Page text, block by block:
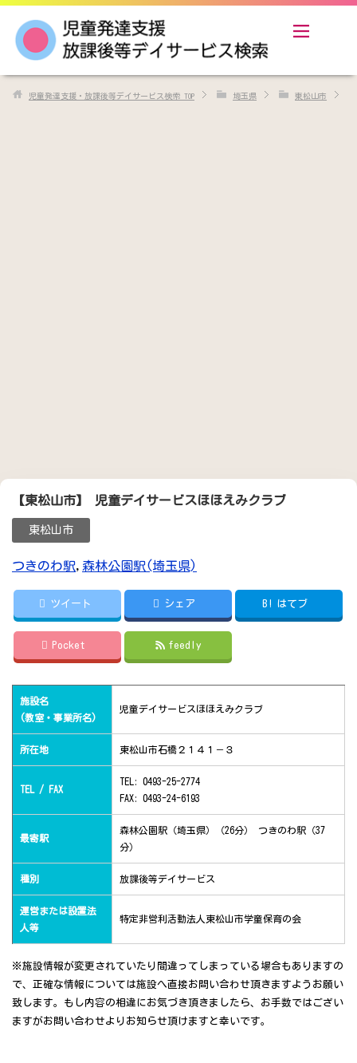
児童発達支援・放課後等デイサービス検索 TOP 埼玉県 東松山市
【東松山市】 児童デイサービスほほえみクラブ
東松山市
つきのわ駅, 森林公園駅(埼玉県)
ツイート シェア B! はてブ
Pocket feedly
施設名
(教室・事業所名)
児童デイサービスほほえみクラブ
所在地 東松山市石橋２１４１－３
TEL / FAX
TEL: 0493-25-2774
FAX: 0493-24-6193
最寄駅
森林公園駅（埼玉県）（26分） つきのわ駅（37
分）
種別 放課後等デイサービス
運営または設置法
人等
特定非営利活動法人東松山市学童保育の会
※施設情報が変更されていたり間違ってしまっている場合もありますの
で、正確な情報については施設へ直接お問い合わせ頂きますようお願い
致します。もし内容の相違にお気づき頂きましたら、お手数ではござい
ますがお問い合わせよりお知らせ頂けますと幸いです。